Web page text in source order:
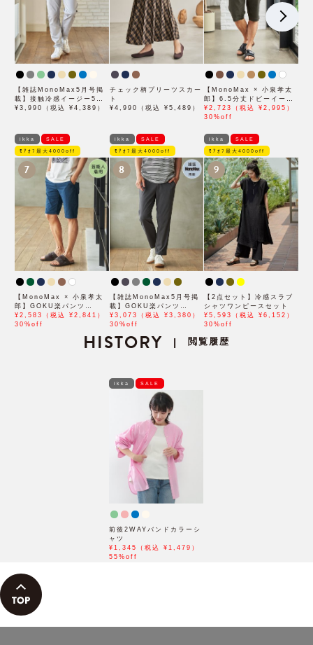
【雑誌MonoMax5月号掲
載】接触冷感イージー5ポ
ケット
¥3,990（税込 ¥4,389）
チェック柄プリーツスカー
ト
¥4,990（税込 ¥5,489）
【MonoMax × 小泉孝太
郎】6.5分丈ドビーイージ
ーハーフパンツ「小泉孝太
郎さん着用モデル」
¥2,723（税込 ¥2,995）
30%off
ikka SALE
ﾓｱｵﾌ最大4000off
7
【MonoMax × 小泉孝太
郎】GOKU楽パンツ
EASY STRETCH 冷感
5Pショート「小泉孝太郎
¥2,583（税込 ¥2,841）
30%off
ikka SALE
ﾓｱｵﾌ最大4000off
8
【雑誌MonoMax5月号掲
載】GOKU楽パンツ
EASY STRETCH 冷感ア
ンクル【接触冷感】「小泉
¥3,073（税込 ¥3,380）
30%off
ikka SALE
ﾓｱｵﾌ最大4000off
9
【2点セット】冷感スラブ
シャツワンピースセット
¥5,593（税込 ¥6,152）
30%off
HISTORY | 閲覧履歴
ikka SALE
前後2WAYバンドカラーシ
ャツ
¥1,345（税込 ¥1,479）
55%off